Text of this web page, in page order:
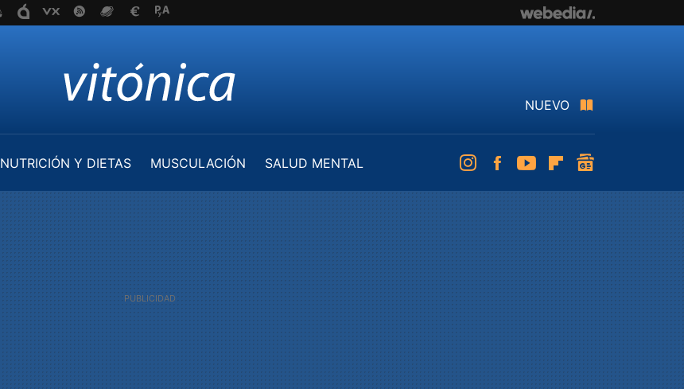
NUEVO
NUTRICIÓN Y DIETAS MUSCULACIÓN
SALUD MENTAL
InstagramFacebookYoutubeFlipboard